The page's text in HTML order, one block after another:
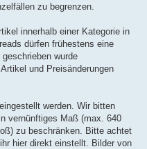
zu begrenzen.
innerhalb einer Kategorie in
dürfen frühestens eine
wurde
und Preisänderungen
werden. Wir bitten
vernünftiges Maß (max. 640
zu beschränken. Bitte achtet
hier direkt einstellt. Bilder von